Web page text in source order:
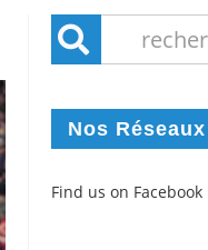
Nos
Find us on Facebook